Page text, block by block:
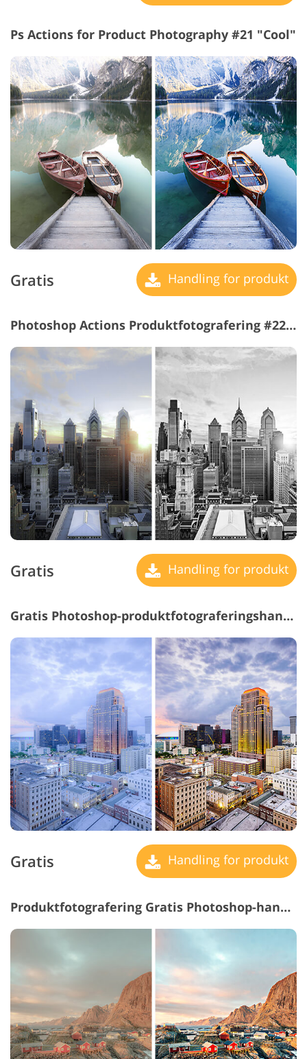
Ps Actions for Product Photography #21 "Cool"
Gratis Handling for produkt
Photoshop Actions Produktfotografering #22 "B&W"
Gratis Handling for produkt
Gratis Photoshop-produktfotograferingshandlinger #23 "Warm"
Gratis Handling for produkt
Produktfotografering Gratis Photoshop-handlinger #24 "Contrast"